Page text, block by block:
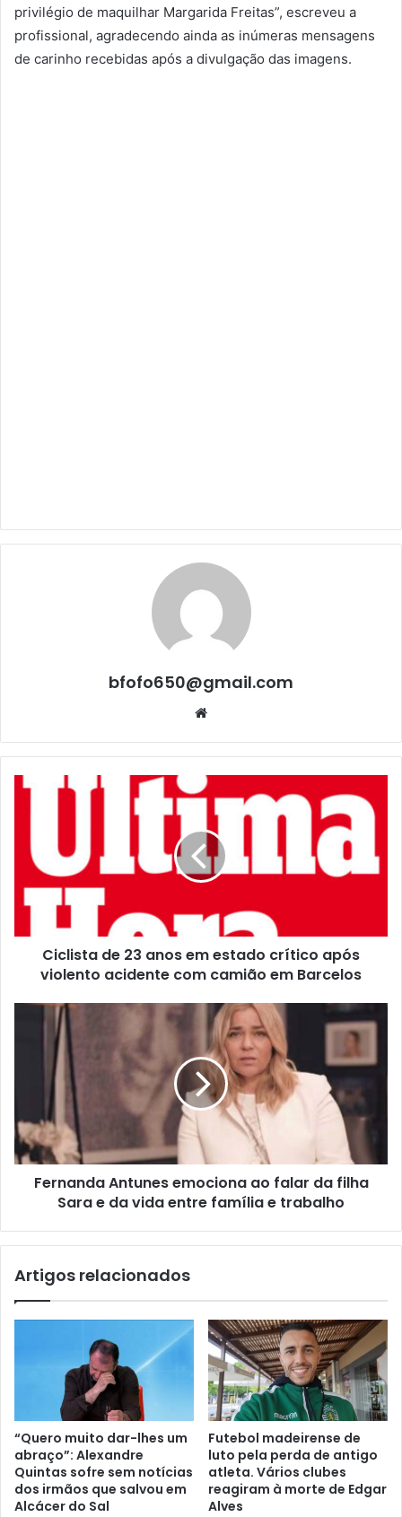
privilégio de maquilhar Margarida Freitas”, escreveu a
profissional, agradecendo ainda as inúmeras mensagens
de carinho recebidas após a divulgação das imagens.
bfofo650@gmail.com
Website
Ciclista de 23 anos em estado crítico após
violento acidente com camião em Barcelos
Fernanda Antunes emociona ao falar da filha
Sara e da vida entre família e trabalho
Artigos relacionados
“Quero muito dar-lhes um
abraço”: Alexandre
Quintas sofre sem notícias
dos irmãos que salvou em
Alcácer do Sal
Futebol madeirense de
luto pela perda de antigo
atleta. Vários clubes
reagiram à morte de Edgar
Alves